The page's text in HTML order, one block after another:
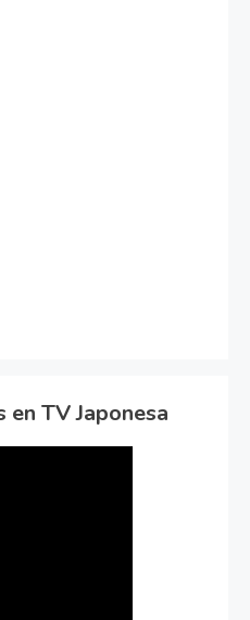
en TV Japonesa